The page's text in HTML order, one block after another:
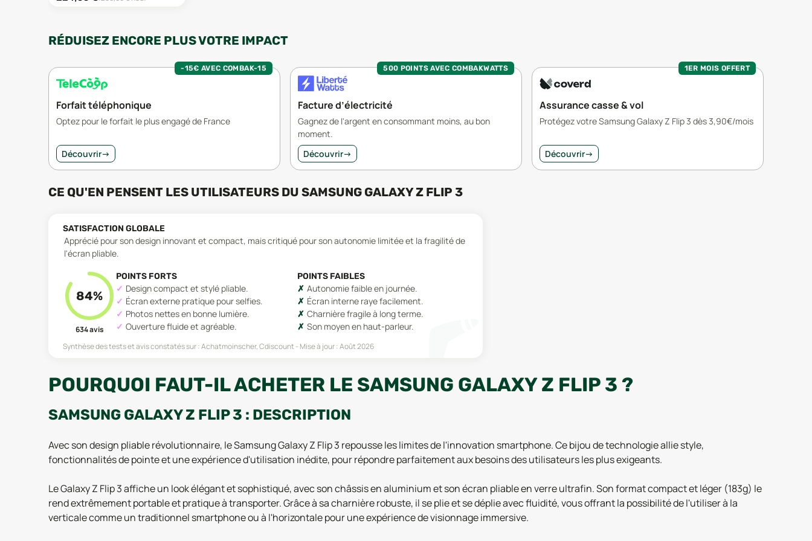
RÉDUISEZ ENCORE PLUS VOTRE IMPACT
-15€ AVEC COMBAK-15
Forfait téléphonique
Optez pour le forfait le plus engagé de France
Découvrir→
500 POINTS AVEC COMBAKWATTS
Facture d’électricité
Gagnez de l'argent en consommant moins, au bon
moment.
Découvrir→
1ER MOIS OFFERT
Assurance casse & vol
Protégez votre Samsung Galaxy Z Flip 3 dès 3,90€/mois
Découvrir→
CE QU'EN PENSENT LES UTILISATEURS DU SAMSUNG GALAXY Z FLIP 3
SATISFACTION GLOBALE
Apprécié pour son design innovant et compact, mais critiqué pour son autonomie limitée et la fragilité de
l'écran pliable.
84%
634avis
POINTS FORTS
Design compact et stylé pliable.
Écran externe pratique pour selfies.
Photos nettes en bonne lumière.
Ouverture fluide et agréable.
POINTS FAIBLES
Autonomie faible en journée.
Écran interne raye facilement.
Charnière fragile à long terme.
Son moyen en haut-parleur.
Synthèse des tests et avis constatés sur :Achatmoinscher, Cdiscount Mise à jour :Août 2026
POURQUOI FAUT-IL ACHETER LE SAMSUNG GALAXY Z FLIP 3 ?
SAMSUNG GALAXY Z FLIP 3 : DESCRIPTION
Avec son design pliable révolutionnaire, le Samsung Galaxy Z Flip 3 repousse les limites de l'innovation smartphone. Ce bijou de technologie allie style,
fonctionnalités de pointe et une expérience d'utilisation inédite, pour répondre parfaitement aux besoins des utilisateurs les plus exigeants.
Le Galaxy Z Flip 3 affiche un look élégant et sophistiqué, avec son châssis en aluminium et son écran pliable en verre ultrafin. Son format compact et léger (183g) le
rend extrêmement portable et pratique à transporter. Grâce à sa charnière robuste, il se plie et se déplie avec fluidité, vous offrant la possibilité de l'utiliser à la
verticale comme un traditionnel smartphone ou à l'horizontale pour une expérience de visionnage immersive.